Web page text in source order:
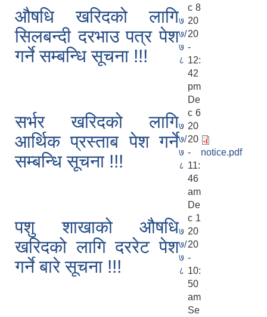
औषधि खरिदको लागि
सिलबन्दी दरभाउ पत्र पेश
गर्ने सम्बन्धि सूचना !!!
७
७/
७
८
c 8
20
20
-
12:
42
pm
सर्भर खरिदको लागि
आर्थिक प्रस्ताब पेश गर्ने
सम्बन्धि सूचना !!!
७
७/
७
८
De
c 6
20
20
-
11:
46
am
notice.pdf
पशु शाखाको औषधि
खरिदको लागि दररेट पेश
गर्ने बारे सूचना !!!
७
७/
७
८
De
c 1
20
20
-
10:
50
am
Se